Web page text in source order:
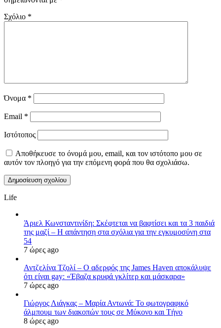
Σχόλιο *
Όνομα *
Email *
Ιστότοπος
Αποθήκευσε το όνομά μου, email, και τον ιστότοπο μου σε
αυτόν τον πλοηγό για την επόμενη φορά που θα σχολιάσω.
Life
Άριελ Κωνσταντινίδη: Σκέφτεται να βαφτίσει και τα 3 παιδιά
της μαζί – Η απάντηση στα σχόλια για την εγκυμοσύνη στα
54
7 ώρες ago
Αντζελίνα Τζολί – Ο αδερφός της James Haven αποκάλυψε
ότι είναι gay: «Έβαζα κρυφά γκλίτερ και μάσκαρα»
7 ώρες ago
Γιώργος Λιάγκας – Μαρία Αντωνά: Το φωτογραφικό
άλμπουμ των διακοπών τους σε Μύκονο και Τήνο
8 ώρες ago